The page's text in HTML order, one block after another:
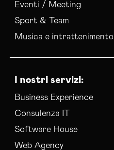
Eventi / Meeting
Sport & Team
Musica e intrattenimento
I nostri servizi:
Business Experience
Consulenza IT
Software House
Web Agency